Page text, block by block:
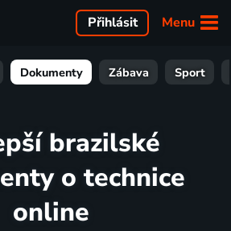
Menu
Přihlásit
Dokumenty Zábava Sport
brazilské
o technice
online